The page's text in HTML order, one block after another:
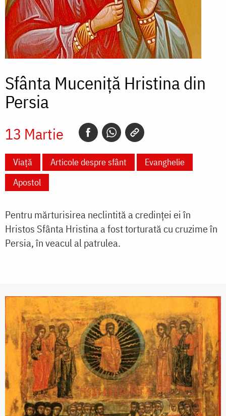
Sfânta Muceniță Hristina din
Persia
13 Martie
Viață Articole despre sfânt
Evanghelie
Apostol
Pentru mărturisirea neclintită a credinţei ei în
Hristos Sfânta Hristina a fost torturată cu cruzime în
Persia, în veacul al patrulea.